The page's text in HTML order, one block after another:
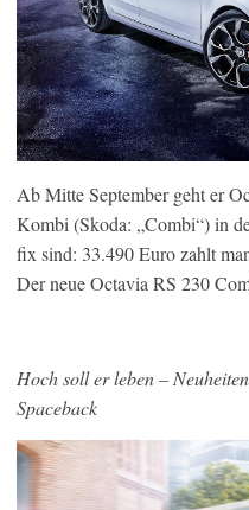
Ab Mitte September geht er
Kombi (Skoda: „Combi“) in
fix sind: 33.490 Euro zahlt
Der neue Octavia RS 230
Hoch soll er leben –
Spaceback